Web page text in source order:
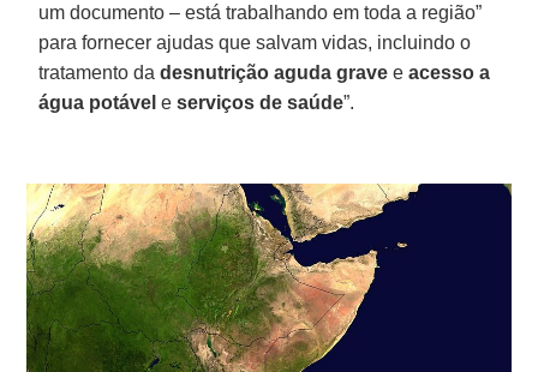
um documento – está trabalhando em toda a região”
para fornecer ajudas que salvam vidas, incluindo o
tratamento dadesnutrição aguda grave eacesso a
água potável eserviços de saúde”.